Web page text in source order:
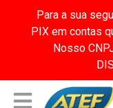
Para a sua
PIX em contas
Nosso